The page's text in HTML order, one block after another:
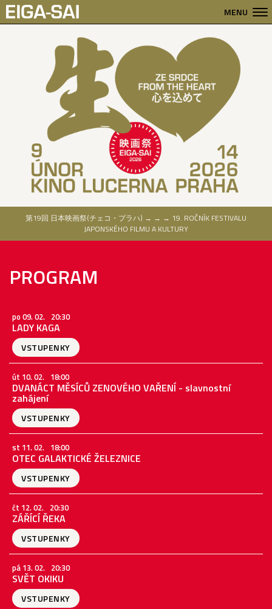
MENU
第19回 日本映画祭(チェコ・プラハ) → → → 19. ROČNÍK FESTIVALU
JAPONSKÉHO FILMU A KULTURY
PROGRAM
po 09. 02. 20:30
LADY KAGA
VSTUPENKY
út 10. 02. 18:00
DVANÁCT MĚSÍCŮ ZENOVÉHO VAŘENÍ - slavnostní
zahájení
VSTUPENKY
st 11. 02. 18:00
OTEC GALAKTICKÉ ŽELEZNICE
VSTUPENKY
čt 12. 02. 20:30
ZÁŘÍCÍ ŘEKA
VSTUPENKY
pá 13. 02. 20:30
SVĚT OKIKU
VSTUPENKY